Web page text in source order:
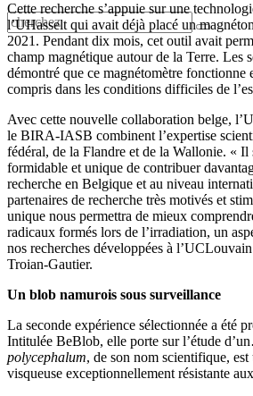
Cette recherche s’appuie sur une
l’UHasselt qui avait déjà placé un
2021. Pendant dix mois, cet outil avait
champ magnétique autour de la Terre. Les
démontré que ce magnétomètre fonctionne
compris dans les conditions difficiles de
Avec cette nouvelle collaboration belge,
le BIRA-IASB combinent l’expertise
fédéral, de la Flandre et de la Wallonie. « Il
formidable et unique de contribuer
recherche en Belgique et au niveau
partenaires de recherche très motivés et
unique nous permettra de mieux
radicaux formés lors de l’irradiation, un
nos recherches développées à
Troian-Gautier.
Un blob namurois sous surveillance
La seconde expérience sélectionnée a été
Intitulée BeBlob, elle porte sur l’étude
polycephalum, de son nom scientifique, est
visqueuse exceptionnellement résistante